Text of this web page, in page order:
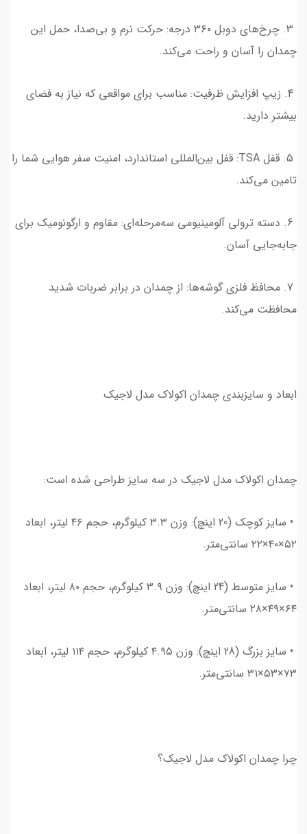
3. چرخ‌های دوبل ۳۶۰ درجه: حرکت نرم و بی‌صدا، حمل این
چمدان را آسان و راحت می‌کند.
4. زیپ افزایش ظرفیت: مناسب برای مواقعی که نیاز به فضای
بیشتر دارید.
5. قفل TSA: قفل بین‌المللی استاندارد، امنیت سفر هوایی شما را
تامین می‌کند.
6. دسته ترولی آلومینیومی سه‌مرحله‌ای: مقاوم و ارگونومیک برای
جابه‌جایی آسان.
7. محافظ فلزی گوشه‌ها: از چمدان در برابر ضربات شدید
محافظت می‌کند.
ابعاد و سایزبندی چمدان اکولاک مدل لاجیک
چمدان اکولاک مدل لاجیک در سه سایز طراحی شده است:
• سایز کوچک (20 اینچ): وزن ۳.۳ کیلوگرم، حجم ۴۶ لیتر، ابعاد
۵۲×۴۰×۲۲ سانتی‌متر.
• سایز متوسط (24 اینچ): وزن ۳.۹ کیلوگرم، حجم ۸۰ لیتر، ابعاد
۶۴×۴۹×۲۸ سانتی‌متر.
• سایز بزرگ (28 اینچ): وزن ۴.۹۵ کیلوگرم، حجم ۱۱۴ لیتر، ابعاد
۷۳×۵۳×۳۱ سانتی‌متر.
چرا چمدان اکولاک مدل لاجیک؟